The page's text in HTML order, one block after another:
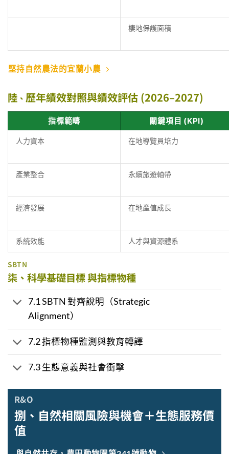
棲地保護面積
堅持自然農法的宜蘭小農
陸 、 歷年績效對照與績效評估 (2026–2027)
指標範疇 關鍵項目 (KPI)
人力資本 在地導覽員培力
產業整合 永續旅遊軸帶
經濟發展 在地產值成長
系統效能 人才與資源體系
SBTN
柒、科學基礎目標 與指標物種
7.1 SBTN 對齊說明（Strategic
Alignment）
7.2 指標物種監測與教育轉譯
7.3 生態意義與社會衝擊
R&O
捌、自然相關風險與機會＋生態服務價
值